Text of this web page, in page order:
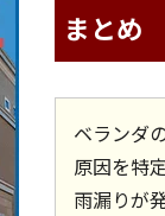
まとめ
ベランダ
原因を特
雨漏りが